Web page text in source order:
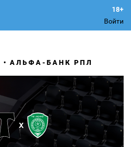
Войти
АЛЬФА-БАНК РПЛ